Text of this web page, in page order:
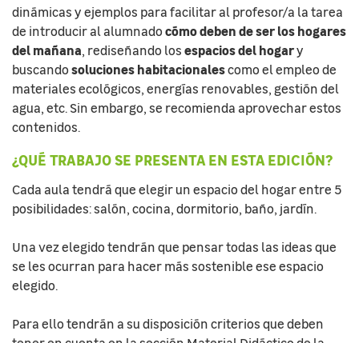
dinámicas y ejemplos para facilitar al profesor/a la tarea
de introducir al alumnadocómo deben de ser los hogares
del mañana, rediseñando losespacios del hogary
buscandosoluciones habitacionalescomo el empleo de
materiales ecológicos, energías renovables, gestión del
agua, etc. Sin embargo, se recomienda aprovechar estos
contenidos.
¿QUÉ TRABAJO SE PRESENTA EN ESTA EDICIÓN?
Cada aula tendrá que elegir un espacio del hogar entre 5
posibilidades: salón, cocina, dormitorio, baño, jardín.
Una vez elegido tendrán que pensar todas las ideas que
se les ocurran para hacer más sostenible ese espacio
elegido.
Para ello tendrán a su disposición criterios que deben